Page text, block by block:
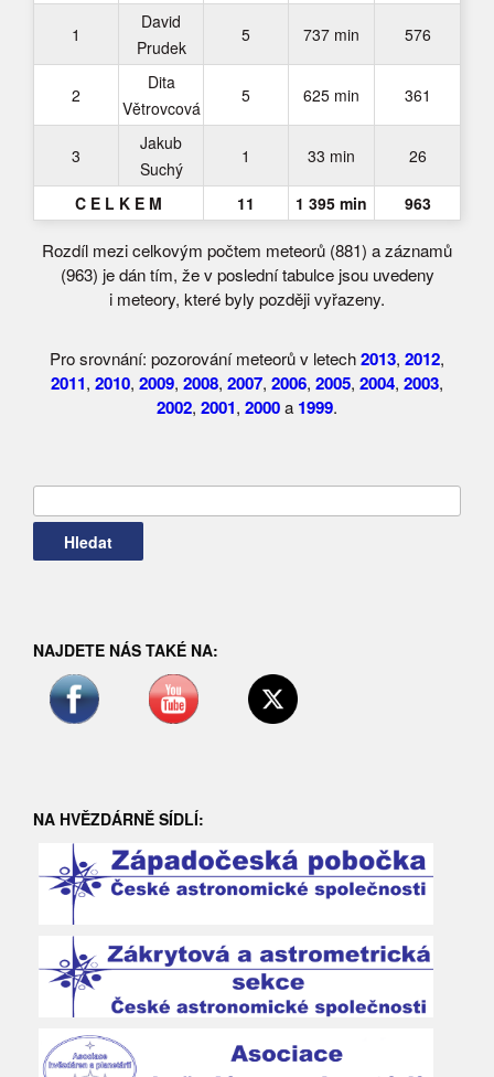
1
David
Prudek
5 737 min 576
2
Dita
Větrovcová
5 625 min 361
3
Jakub
Suchý
1 33 min 26
C E L K E M 11 1 395 min 963
Rozdíl mezi celkovým počtem meteorů (881) a záznamů
(963) je dán tím, že v poslední tabulce jsou uvedeny
i meteory, které byly později vyřazeny.
Pro srovnání: pozorování meteorů v letech2013, 2012,
2011, 2010, 2009, 2008, 2007, 2006, 2005, 2004, 2003,
2002, 2001, 2000a 1999.
NAJDETE NÁS TAKÉ NA:
NA HVĚZDÁRNĚ SÍDLÍ: